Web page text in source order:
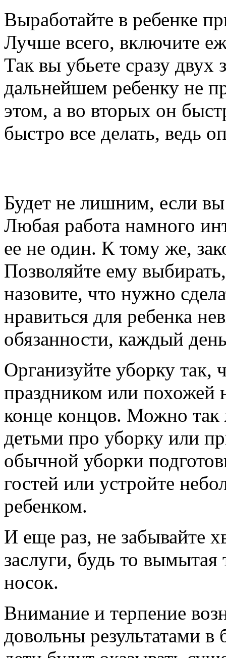
Выработайте в ребенке
Лучше всего, включите
Так вы убьете сразу двух
дальнейшем ребенку не
этом, а во вторых он
быстро все делать, ведь
Будет не лишним, если вы
Любая работа намного
ее не один. К тому же,
Позволяйте ему
назовите, что нужно
нравиться для ребенка
обязанности, каждый
Организуйте уборку так,
праздником или похожей
конце концов. Можно так
детьми про уборку или
обычной уборки
гостей или устройте
ребенком.
И еще раз, не забывайте
заслуги, будь то
носок.
Внимание и терпение
довольны результатами